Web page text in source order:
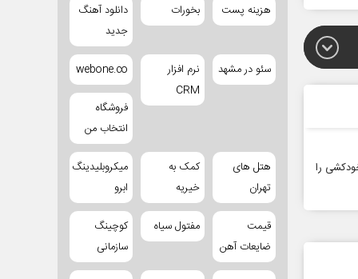
را
هزینه پست بخورات
دانلود آهنگ
جدید
سئو در مشهد
نرم افزار
CRM
webone.co
فروشگاه
انتخاب من
هتل های
تهران
کمک به
خیریه
میکروبلیدینگ
ابرو
قیمت
ضایعات آهن
مفتول سیاه
کوچینگ
سازمانی